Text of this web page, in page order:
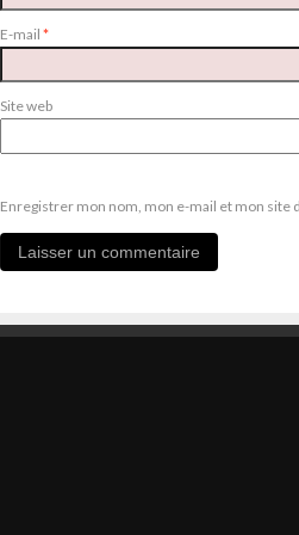
E-mail *
Site web
Enregistrer mon nom, mon e-mail et mon site